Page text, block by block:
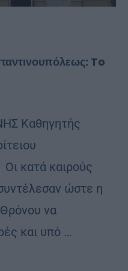
To
Καθηγητής
κατά καιρούς
ώστε η
να
και υπό …